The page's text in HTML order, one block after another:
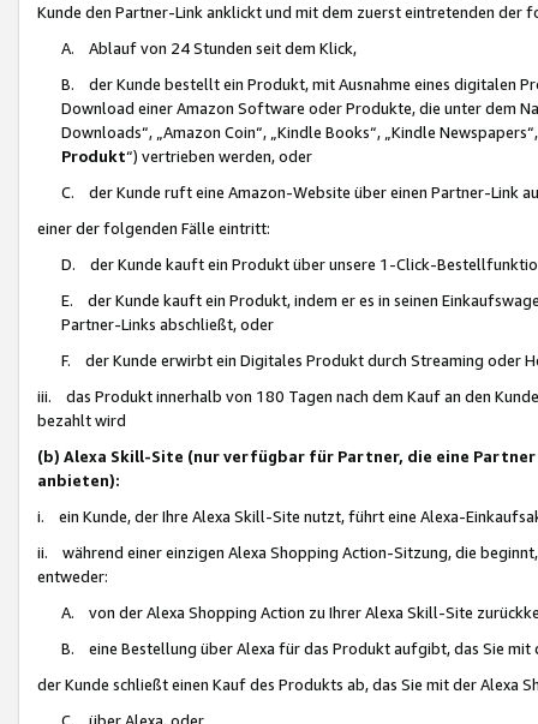
Kunde den Partner-Link anklickt und mit dem zuerst eintretenden der
A. Ablauf von 24 Stunden seit dem Klick,
B. der Kunde bestellt ein Produkt, mit Ausnahme eines digitalen
Download einer Amazon Software oder Produkte, die unter dem
Downloads“, „Amazon Coin“, „Kindle Books“, „Kindle
Produkt“) vertrieben werden, oder
C. der Kunde ruft eine Amazon-Website über einen Partner-Link
einer der folgenden Fälle eintritt:
D. der Kunde kauft ein Produkt über unsere 1-Click-
E. der Kunde kauft ein Produkt, indem er es in seinen
Partner-Links abschließt, oder
F. der Kunde erwirbt ein Digitales Produkt durch Streaming oder
iii. das Produkt innerhalb von 180 Tagen nach dem Kauf an den
bezahlt wird
(b) Alexa Skill-Site (nur verfügbar für Partner, die eine
anbieten):
i. ein Kunde, der Ihre Alexa Skill-Site nutzt, führt eine Alexa-
ii. während einer einzigen Alexa Shopping Action-Sitzung, die
entweder:
A. von der Alexa Shopping Action zu Ihrer Alexa Skill-Site
B. eine Bestellung über Alexa für das Produkt aufgibt, das Sie mit
der Kunde schließt einen Kauf des Produkts ab, das Sie mit der Alexa
C. über Alexa, oder